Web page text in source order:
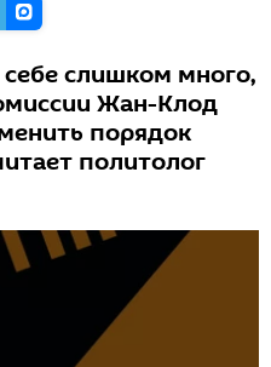
слишком много,
Жан-Клод
порядок
политолог